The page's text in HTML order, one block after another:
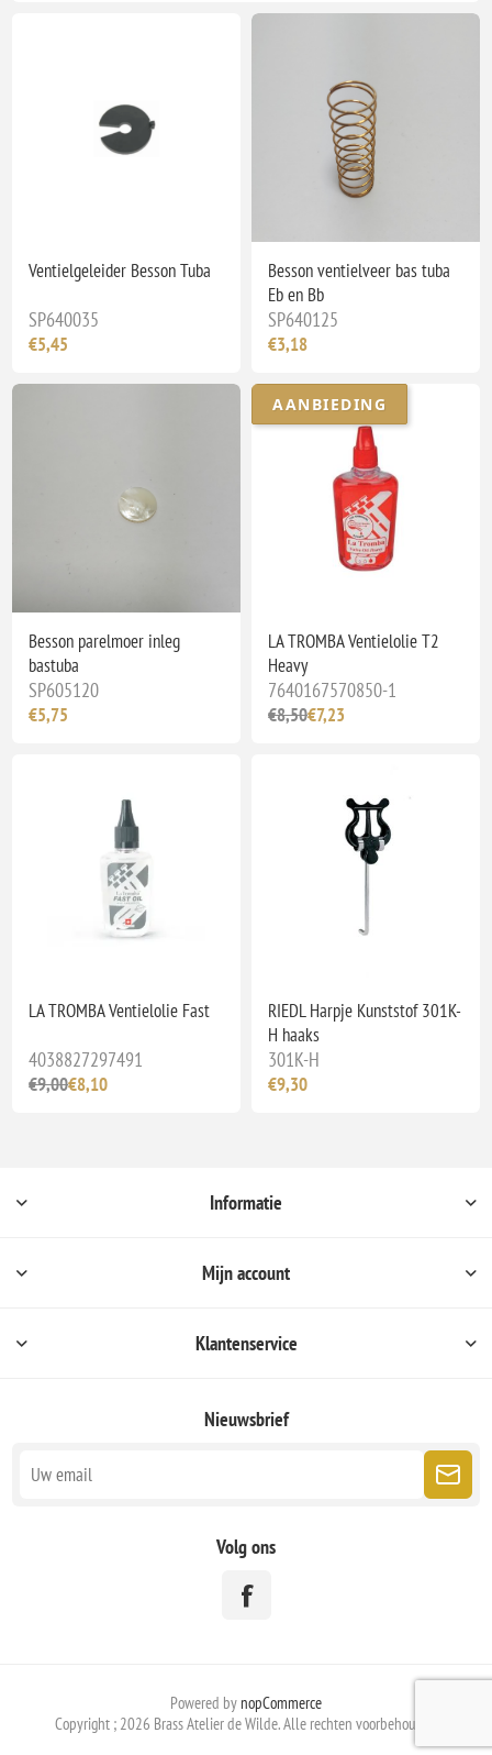
Ventielgeleider Besson Tuba
SP640035
€5,45
Besson ventielveer bas tuba
Eb en Bb
SP640125
€3,18
Besson parelmoer inleg
bastuba
SP605120
€5,75
AANBIEDING
LA TROMBA Ventielolie T2
Heavy
7640167570850-1
€8,50€7,23
LA TROMBA Ventielolie Fast
4038827297491
€9,00€8,10
RIEDL Harpje Kunststof 301K-
H haaks
301K-H
€9,30
Informatie
Mijn account
Klantenservice
Nieuwsbrief
Volg ons
Powered by nopCommerce
Copyright ; 2026 Brass Atelier de Wilde. Alle rechten voorbehouden